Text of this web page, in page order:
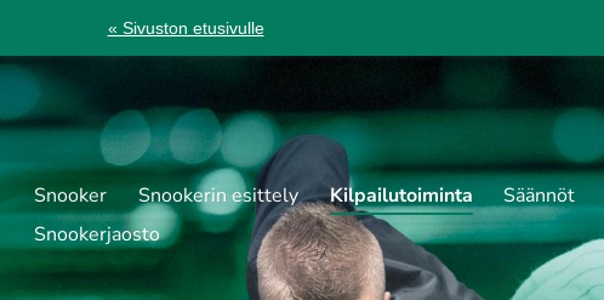
« Sivuston etusivulle
Snooker Snookerin esittely Kilpailutoiminta Säännöt
Snookerjaosto